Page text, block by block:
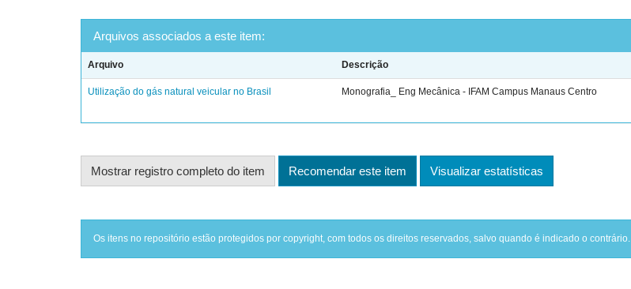
Arquivos associados a este item:
Arquivo Descrição
Utilização do gás natural veicular no Brasil Monografia_ Eng Mecânica - IFAM Campus Manaus Centro
Mostrar registro completo do item Recomendar este item Visualizar estatísticas
Os itens no repositório estão protegidos por copyright, com todos os direitos reservados, salvo quando é indicado o contrário.